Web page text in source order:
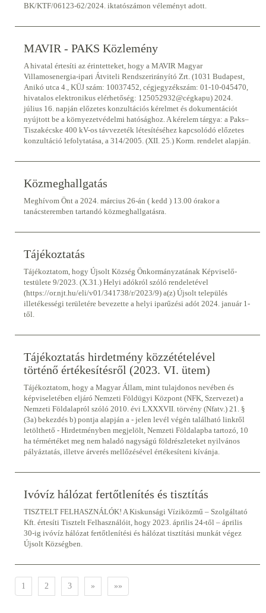
BK/KTF/06123-62/2024. iktatószámon véleményt adott.
MAVIR - PAKS Közlemény
A hivatal értesíti az érintetteket, hogy a MAVIR Magyar
Villamosenergia-ipari Átviteli Rendszerirányító Zrt. (1031 Budapest,
Anikó utca 4., KÜJ szám: 10037452, cégjegyzékszám: 01-10-045470,
hivatalos elektronikus elérhetőség: 125052932@cégkapu) 2024.
július 16. napján előzetes konzultációs kérelmet és dokumentációt
nyújtott be a környezetvédelmi hatósághoz. A kérelem tárgya: a Paks–
Tiszakécske 400 kV-os távvezeték létesítéséhez kapcsolódó előzetes
konzultáció lefolytatása, a 314/2005. (XII. 25.) Korm. rendelet alapján.
Közmeghallgatás
Meghívom Önt a 2024. március 26-án ( kedd ) 13.00 órakor a
tanácsteremben tartandó közmeghallgatásra.
Tájékoztatás
Tájékoztatom, hogy Újsolt Község Önkormányzatának Képviselő-
testülete 9/2023. (X.31.) Helyi adókról szóló rendeletével
(https://or.njt.hu/eli/v01/341738/r/2023/9) a(z) Újsolt település
illetékességi területére bevezette a helyi iparűzési adót 2024. január 1-
től.
Tájékoztatás hirdetmény közzétételével
történő értékesítésről (2023. VI. ütem)
Tájékoztatom, hogy a Magyar Állam, mint tulajdonos nevében és
képviseletében eljáró Nemzeti Földügyi Központ (NFK, Szervezet) a
Nemzeti Földalapról szóló 2010. évi LXXXVII. törvény (Nfatv.) 21. §
(3a) bekezdés b) pontja alapján a - jelen levél végén található linkről
letölthető - Hirdetményben megjelölt, Nemzeti Földalapba tartozó, 10
ha térmértéket meg nem haladó nagyságú földrészleteket nyilvános
pályáztatás, illetve árverés mellőzésével értékesíteni kívánja.
Ivóvíz hálózat fertőtlenítés és tisztítás
TISZTELT FELHASZNÁLÓK! A Kiskunsági Víziközmű – Szolgáltató
Kft. értesíti Tisztelt Felhasználóit, hogy 2023. április 24-től – április
30-ig ivóvíz hálózat fertőtlenítési és hálózat tisztítási munkát végez
Újsolt Községben.
1 2 3 » »»